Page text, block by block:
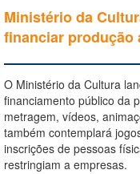
Ministério da
financiar produção
O Ministério da Cultura
financiamento público da
metragem, vídeos,
também contemplará
inscrições de pessoas
restringiam a empresas.